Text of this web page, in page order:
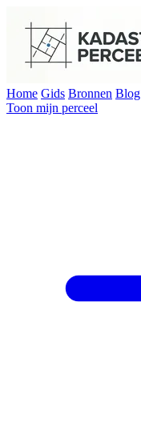
Home Gids Bronnen Blog
Toon mijn perceel